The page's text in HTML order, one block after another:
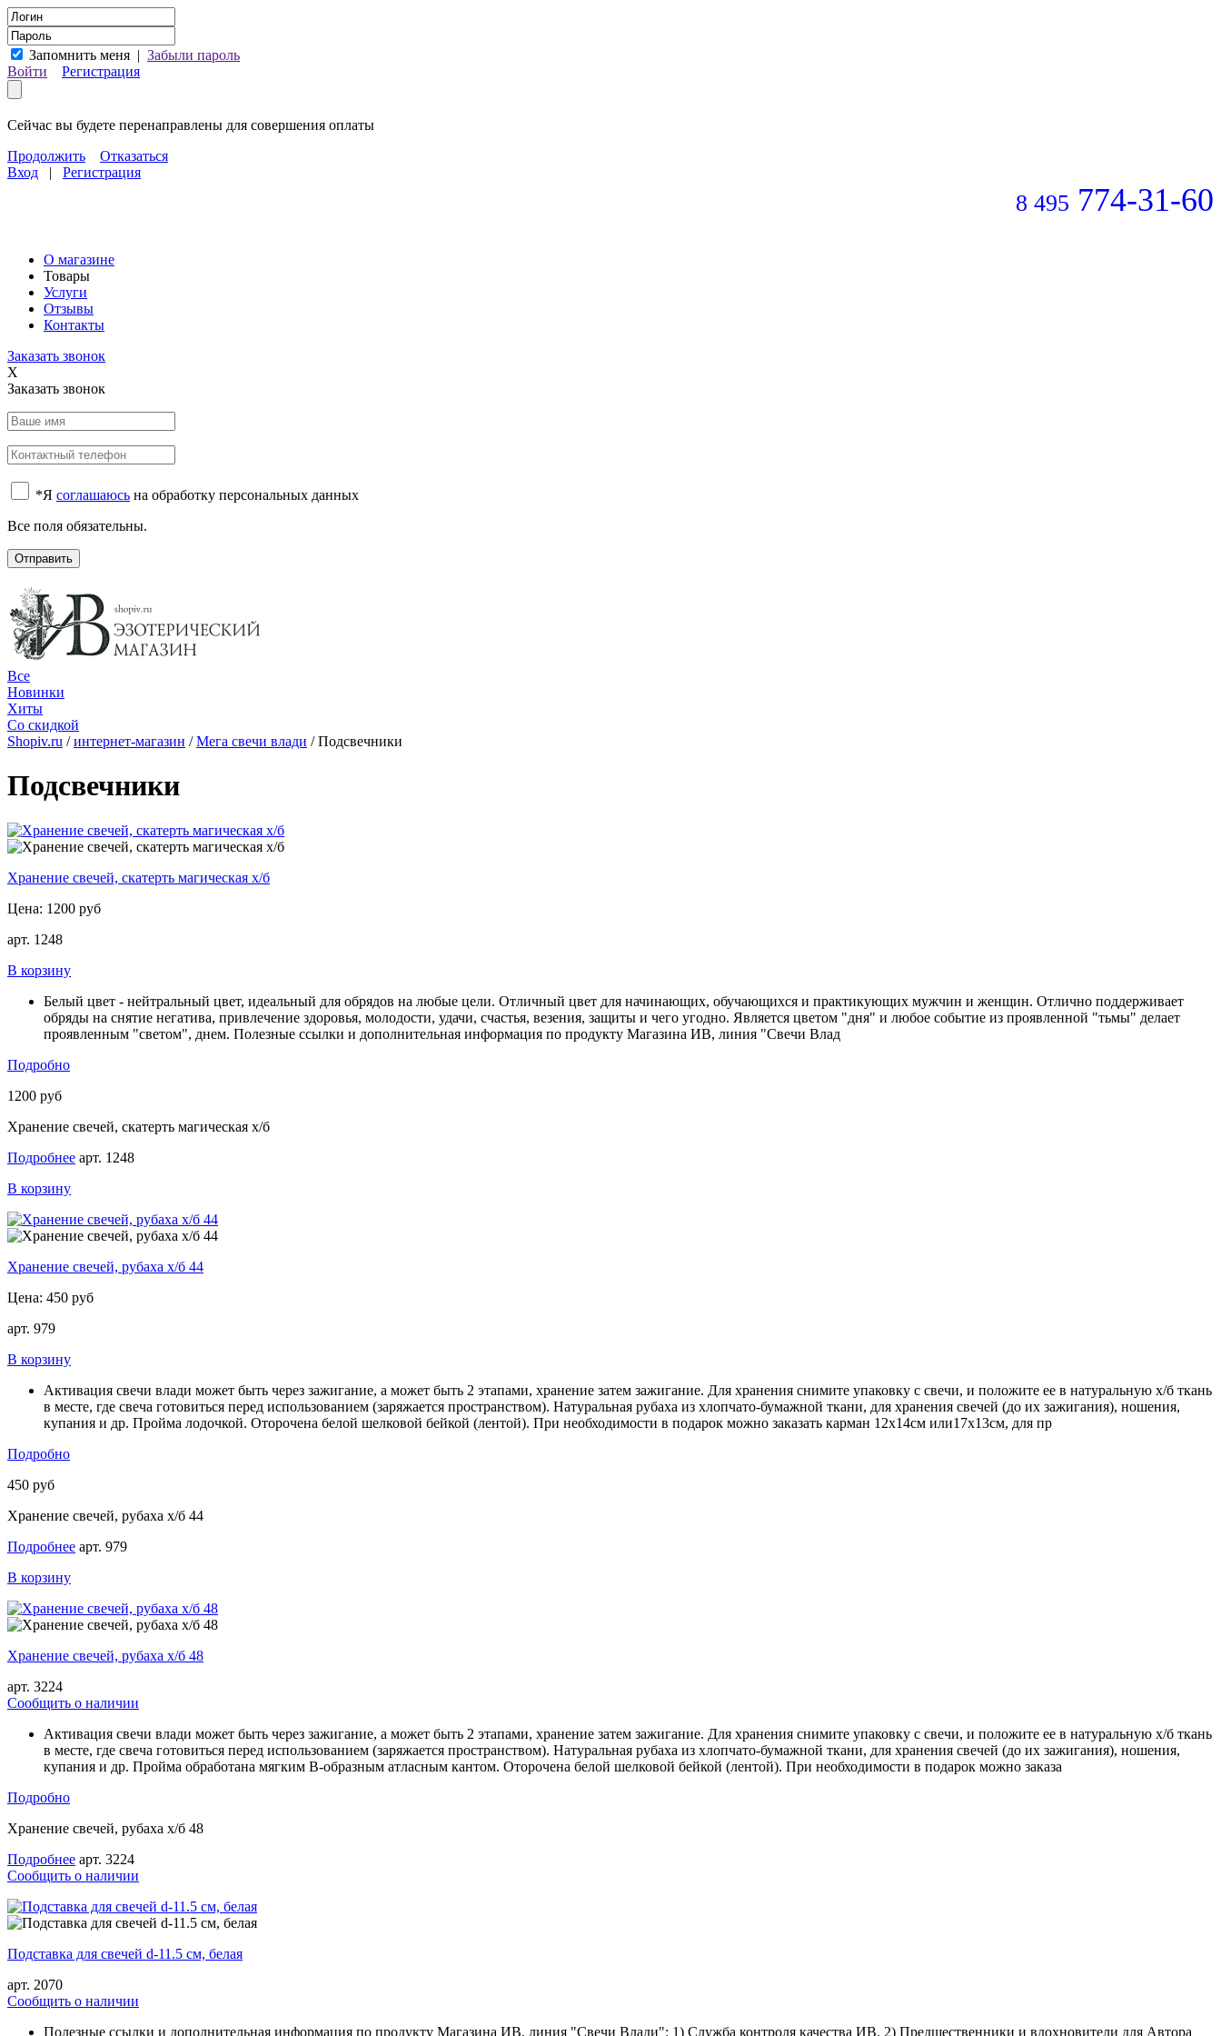
Запомнить меня | Забыли пароль
Войти
Регистрация
Сейчас вы будете перенаправлены для совершения оплаты
Продолжить
Отказаться
Вход | Регистрация
8 495 774-31-60
О магазине
Товары
Услуги
Отзывы
Контакты
Заказать звонок
X
Заказать звонок
*Я соглашаюсь на обработку персональных данных
Все поля обязательны.
Отправить
Все
Новинки
Хиты
Со скидкой
Shopiv.ru /интернет-магазин /Мега свечи влади /Подсвечники
Подсвечники
Хранение свечей, скатерть магическая х/б
Цена: 1200 руб
арт. 1248
В корзину
Белый цвет - нейтральный цвет, идеальный для обрядов на любые цели. Отличный цвет для начинающих, обучающихся и практикующих мужчин и женщин. Отлично поддерживает
обряды на снятие негатива, привлечение здоровья, молодости, удачи, счастья, везения, защиты и чего угодно. Является цветом "дня" и любое событие из проявленной "тьмы" делает
проявленным "светом", днем. Полезные ссылки и дополнительная информация по продукту Магазина ИВ, линия "Свечи Влад
Подробно
1200 руб
Хранение свечей, скатерть магическая х/б
Подробнее арт. 1248
В корзину
Хранение свечей, рубаха х/б 44
Цена: 450 руб
арт. 979
В корзину
Активация свечи влади может быть через зажигание, а может быть 2 этапами, хранение затем зажигание. Для хранения снимите упаковку с свечи, и положите ее в натуральную х/б ткань
в месте, где свеча готовиться перед использованием (заряжается пространством). Натуральная рубаха из хлопчато-бумажной ткани, для хранения свечей (до их зажигания), ношения,
купания и др. Пройма лодочкой. Оторочена белой шелковой бейкой (лентой). При необходимости в подарок можно заказать карман 12х14см или17х13см, для пр
Подробно
450 руб
Хранение свечей, рубаха х/б 44
Подробнее арт. 979
В корзину
Хранение свечей, рубаха х/б 48
арт. 3224
Cообщить о наличии
Активация свечи влади может быть через зажигание, а может быть 2 этапами, хранение затем зажигание. Для хранения снимите упаковку с свечи, и положите ее в натуральную х/б ткань
в месте, где свеча готовиться перед использованием (заряжается пространством). Натуральная рубаха из хлопчато-бумажной ткани, для хранения свечей (до их зажигания), ношения,
купания и др. Пройма обработана мягким В-образным атласным кантом. Оторочена белой шелковой бейкой (лентой). При необходимости в подарок можно заказа
Подробно
Хранение свечей, рубаха х/б 48
Подробнее арт. 3224
Cообщить о наличии
Подставка для свечей d-11.5 см, белая
арт. 2070
Cообщить о наличии
Полезные ссылки и дополнительная информация по продукту Магазина ИВ, линия "Свечи Влади": 1) Служба контроля качества ИВ. 2) Предшественники и вдохновители для Автора